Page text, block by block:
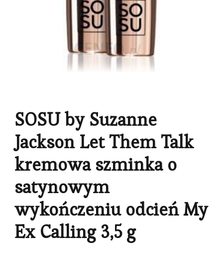
SOSU by Suzanne
Jackson Let Them Talk
kremowa szminka o
satynowym
wykończeniu odcień My
Ex Calling 3,5 g